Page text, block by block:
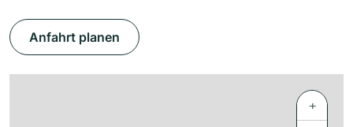
Anfahrt planen
+